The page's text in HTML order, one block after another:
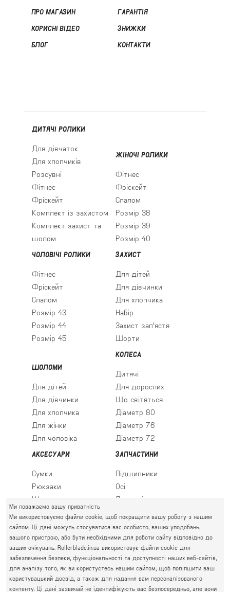
ПРО МАГАЗИН
КОРИСНІ ВІДЕО
БЛОГ
ГАРАНТІЯ
ЗНИЖКИ
КОНТАКТИ
ДИТЯЧІ РОЛИКИ
Для дівчаток
Для хлопчиків
Розсувні
Фітнес
Фріскейт
Комплект із захистом
Комплект захист та
шолом
ЖІНОЧІ РОЛИКИ
Фітнес
Фріскейт
Слалом
Розмір 38
Розмір 39
Розмір 40
ЧОЛОВІЧІ РОЛИКИ
Фітнес
Фріскейт
Слалом
Розмір 43
Розмір 44
Розмір 45
ЗАХИСТ
Для дітей
Для дівчинки
Для хлопчика
Набір
Захист зап'ястя
Шорти
ШОЛОМИ
Для дітей
Для дівчинки
Для хлопчика
Для жінки
Для чоловіка
КОЛЕСА
Дитячі
Для дорослих
Що світяться
Діаметр 80
Діаметр 76
Діаметр 72
АКСЕСУАРИ
Сумки
Рюкзаки
Шкарпетки
ЗАПЧАСТИНИ
Підшипники
Осі
Льодові леза
ПРАВИЙ БЕРЕГ
Святошин, Житомирська, Академмістечко
М. КИЇВ, ВУЛ. АКАДЕМІКА КРИМСЬКОГО, 4А
ГРАФІК РОБОТИ:
пн.-пт. 10.00 - 19.00
063 777-59-79
067 111-01-47
Ми поважаємо вашу приватність
Ми використовуємо файли cookie, щоб покращити вашу роботу з нашим
сайтом. Ці дані можуть стосуватися вас особисто, ваших уподобань,
вашого пристрою, або бути необхідними для роботи сайту відповідно до
ваших очікувань. Rollerblade.in.ua використовує файли cookie для
забезпечення безпеки, функціональності та доступності наших веб-сайтів,
для аналізу того, як ви користуєтесь нашим сайтом, щоб поліпшити ваш
користувацький досвід, а також для надання вам персоналізованого
контенту. Ці дані зазвичай не ідентифікують вас безпосередньо, але вони